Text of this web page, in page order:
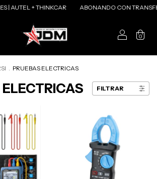
| AUTEL + THINKCAR ABONANDO CON
0
. PRUEBAS ELECTRICAS
FILTRAR